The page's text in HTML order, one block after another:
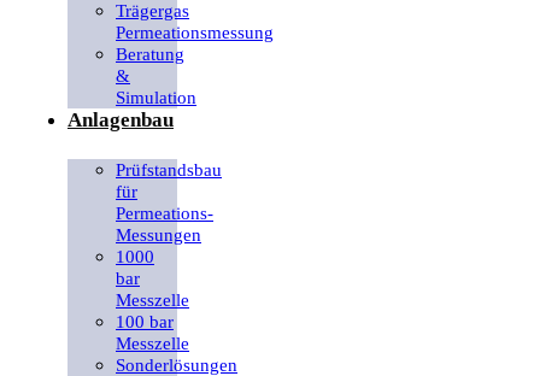
Trägergas
Permeationsmessung
Beratung
&
Simulation
Anlagenbau
Prüfstandsbau
für
Permeations-
Messungen
1000
bar
Messzelle
100 bar
Messzelle
Sonderlösungen